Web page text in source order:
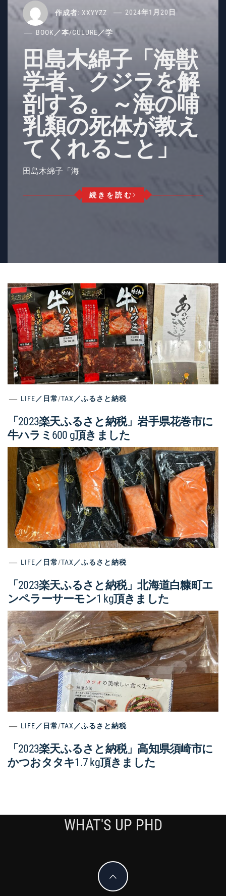
作成者: XXYYZZ 2024年1月20日
BOOK／本/CULURE／学
田島木綿子「海獣
学者、クジラを解
剖する。～海の哺
乳類の死体が教え
てくれること」
田島木綿子「海
続きを読む
LIFE／日常/TAX／ふるさと納税
「2023楽天ふるさと納税」岩手県花巻市に
牛ハラミ600 g頂きました
LIFE／日常/TAX／ふるさと納税
「2023楽天ふるさと納税」北海道白糠町エ
ンペラーサーモン1 kg頂きました
LIFE／日常/TAX／ふるさと納税
「2023楽天ふるさと納税」高知県須崎市に
かつおタタキ1.7 kg頂きました
WHAT'S UP PHD